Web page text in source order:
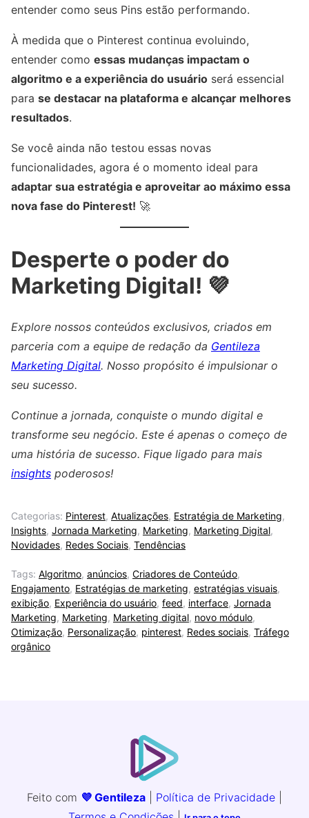
entender como seus Pins estão performando.
À medida que o Pinterest continua evoluindo,
entender como essas mudanças impactam o
algoritmo e a experiência do usuário será essencial
para se destacar na plataforma e alcançar melhores
resultados.
Se você ainda não testou essas novas
funcionalidades, agora é o momento ideal para
adaptar sua estratégia e aproveitar ao máximo essa
nova fase do Pinterest! 🚀
Desperte o poder do
Marketing Digital! 💜
Explore nossos conteúdos exclusivos, criados em
parceria com a equipe de redação da Gentileza
Marketing Digital. Nosso propósito é impulsionar o
seu sucesso.
Continue a jornada, conquiste o mundo digital e
transforme seu negócio. Este é apenas o começo de
uma história de sucesso. Fique ligado para mais
insights poderosos!
Categorias: Pinterest, Atualizações, Estratégia de Marketing,
Insights, Jornada Marketing, Marketing, Marketing Digital,
Novidades, Redes Sociais, Tendências
Tags: Algoritmo, anúncios, Criadores de Conteúdo,
Engajamento, Estratégias de marketing, estratégias visuais,
exibição, Experiência do usuário, feed, interface, Jornada
Marketing, Marketing, Marketing digital, novo módulo,
Otimização, Personalização, pinterest, Redes sociais, Tráfego
orgânico
Feito com 💜 Gentileza Política de Privacidade